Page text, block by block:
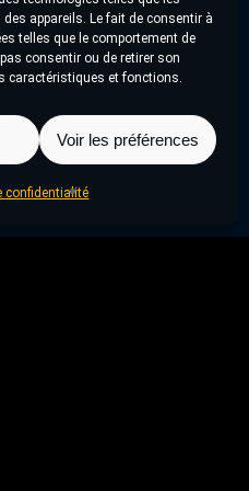
appareils. Le fait de consentir à
telles que le comportement de
consentir ou de retirer son
caractéristiques et fonctions.
Voir les préférences
confidentialité